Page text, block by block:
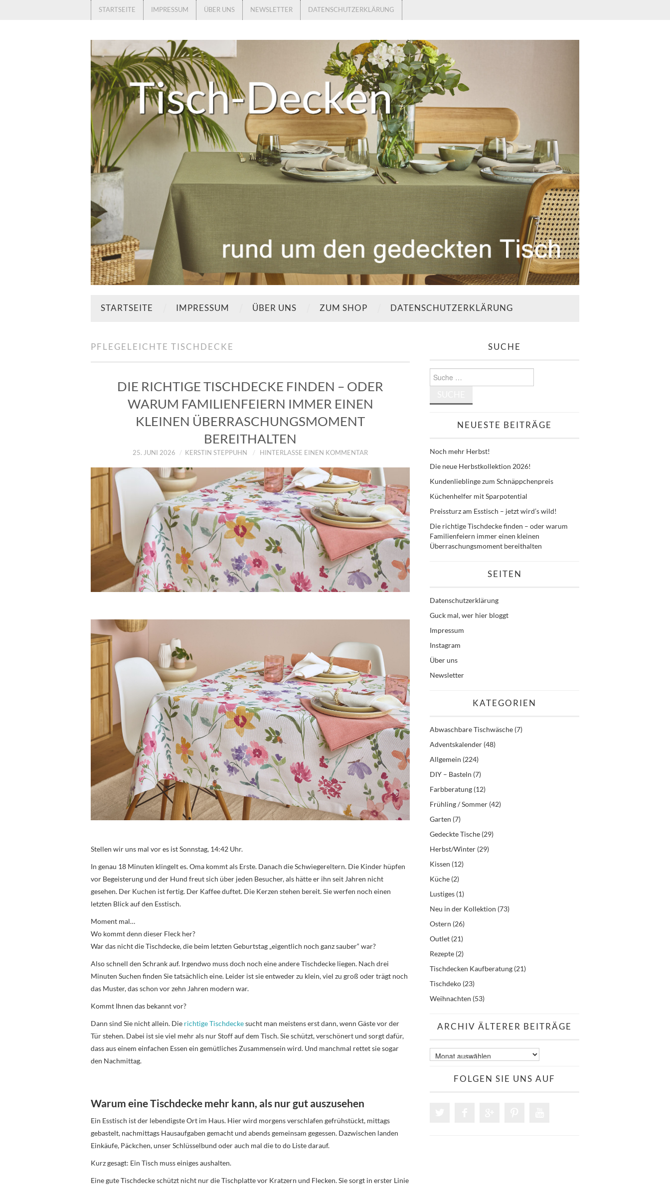
STARTSEITE IMPRESSUM ÜBER UNS NEWSLETTER DATENSCHUTZERKLÄRUNG
STARTSEITE IMPRESSUM ÜBER UNS ZUM SHOP DATENSCHUTZERKLÄRUNG
PFLEGELEICHTE TISCHDECKE
DIE RICHTIGE TISCHDECKE FINDEN – ODER
WARUM FAMILIENFEIERN IMMER EINEN
KLEINEN ÜBERRASCHUNGSMOMENT
BEREITHALTEN
25. JUNI 2026 KERSTIN STEPPUHN HINTERLASSE EINEN KOMMENTAR
Stellen wir uns mal vor es ist Sonnstag, 14:42 Uhr.
In genau 18 Minuten klingelt es. Oma kommt als Erste. Danach die Schwiegereltern. Die Kinder hüpfen
vor Begeisterung und der Hund freut sich über jeden Besucher, als hätte er ihn seit Jahren nicht
gesehen. Der Kuchen ist fertig. Der Kaffee duftet. Die Kerzen stehen bereit. Sie werfen noch einen
letzten Blick auf den Esstisch.
Moment mal…
Wo kommt denn dieser Fleck her?
War das nicht die Tischdecke, die beim letzten Geburtstag „eigentlich noch ganz sauber“ war?
Also schnell den Schrank auf. Irgendwo muss doch noch eine andere Tischdecke liegen. Nach drei
Minuten Suchen finden Sie tatsächlich eine. Leider ist sie entweder zu klein, viel zu groß oder trägt noch
das Muster, das schon vor zehn Jahren modern war.
Kommt Ihnen das bekannt vor?
Dann sind Sie nicht allein. Die richtige Tischdeckesucht man meistens erst dann, wenn Gäste vor der
Tür stehen. Dabei ist sie viel mehr als nur Stoff auf dem Tisch. Sie schützt, verschönert und sorgt dafür,
dass aus einem einfachen Essen ein gemütliches Zusammensein wird. Und manchmal rettet sie sogar
den Nachmittag.
Warum eine Tischdecke mehr kann, als nur gut auszusehen
Ein Esstisch ist der lebendigste Ort im Haus. Hier wird morgens verschlafen gefrühstückt, mittags
gebastelt, nachmittags Hausaufgaben gemacht und abends gemeinsam gegessen. Dazwischen landen
Einkäufe, Päckchen, unser Schlüsselbund oder auch mal die to do Liste darauf.
Kurz gesagt: Ein Tisch muss einiges aushalten.
Eine gute Tischdecke schützt nicht nur die Tischplatte vor Kratzern und Flecken. Sie sorgt in erster Linie
SUCHE
Suche
nach:
NEUESTE BEITRÄGE
Noch mehr Herbst!
Die neue Herbstkollektion 2026!
Kundenlieblinge zum Schnäppchenpreis
Küchenhelfer mit Sparpotential
Preissturz am Esstisch – jetzt wird’s wild!
Die richtige Tischdecke finden – oder warum
Familienfeiern immer einen kleinen
Überraschungsmoment bereithalten
SEITEN
Datenschutzerklärung
Guck mal, wer hier bloggt
Impressum
Instagram
Über uns
Newsletter
KATEGORIEN
Abwaschbare Tischwäsche (7)
Adventskalender (48)
Allgemein (224)
DIY – Basteln (7)
Farbberatung (12)
Frühling / Sommer (42)
Garten (7)
Gedeckte Tische (29)
Herbst/Winter (29)
Kissen (12)
Küche (2)
Lustiges (1)
Neu in der Kollektion (73)
Ostern (26)
Outlet (21)
Rezepte (2)
Tischdecken Kaufberatung (21)
Tischdeko (23)
Weihnachten (53)
ARCHIV ÄLTERER BEITRÄGE
Archiv
älterer
FOLGEN SIE UNS AUF